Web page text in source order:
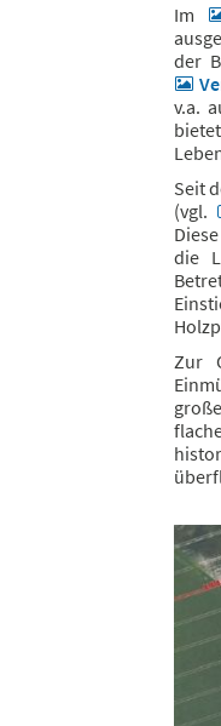
Im
der
v.a.
Seit
(vgl.
die
Zur